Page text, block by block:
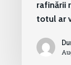
rafinării
totul ar